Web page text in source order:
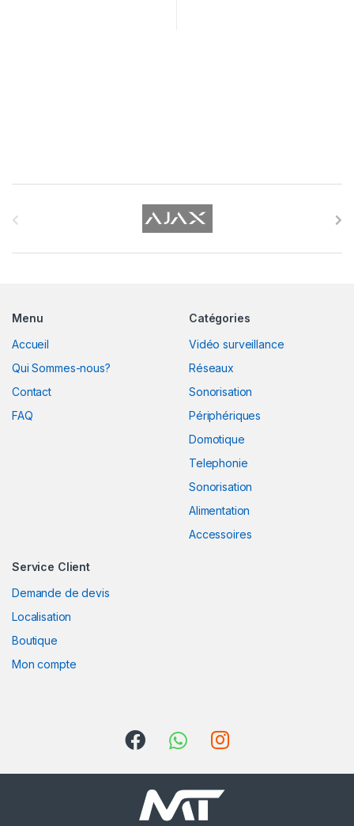
C
Menu
Accueil
Qui Sommes-nous?
Contact
FAQ
Catégories
Vidéo surveillance
Réseaux
Sonorisation
Périphériques
Domotique
Telephonie
Sonorisation
Alimentation
Accessoires
Service Client
Demande de devis
Localisation
Boutique
Mon compte